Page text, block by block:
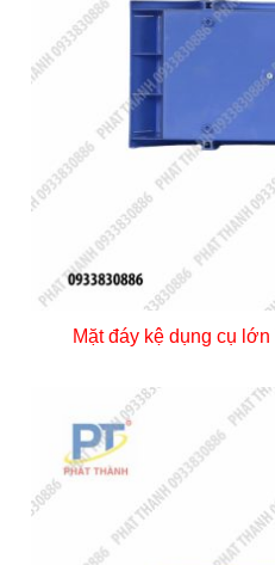
Mặt đáy kệ dụng cụ lớn